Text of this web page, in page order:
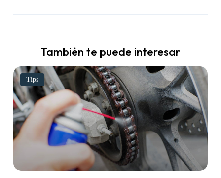
También te puede interesar
Tips